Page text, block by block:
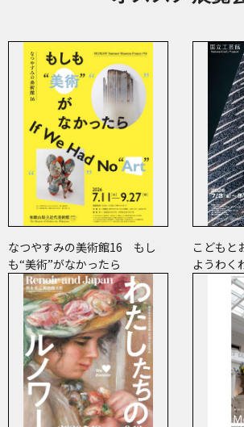
なつやすみの美術館16 もし
も“美術”がなかったら
こども
ようわく